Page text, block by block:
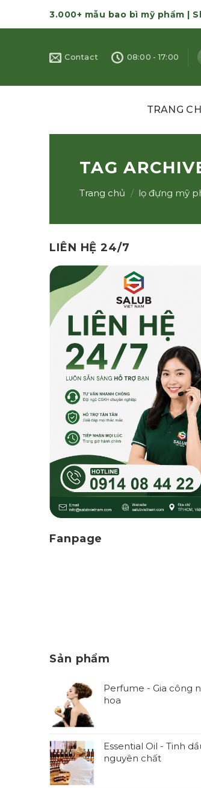
3.000+ mẫu bao bì mỹ phẩm |
Contact 08:00 - 17:00
TRANG
TAG
Trang chủ / lọ đựng mỹ
LIÊN HỆ 24/7
Fanpage
Sản phẩm
Perfume - Gia công
hoa
Essential Oil - Tinh
nguyên chất